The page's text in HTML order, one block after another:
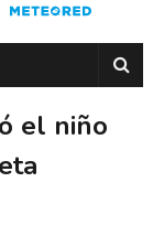
el niño